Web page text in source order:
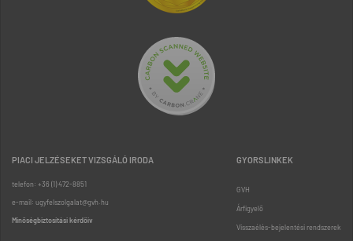
PIACI JELZÉSEKET VIZSGÁLÓ IRODA
telefon: +36 (1) 472-8851
e-mail: ugyfelszolgalat@gvh.hu
Minőségbiztosítási kérdőív
GYORSLINKEK
GVH
Árfigyelő
Visszaélés-bejelentési rendszerek